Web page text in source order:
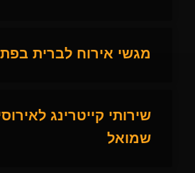
מגשי אירוח לברית
שירותי קייטרינג
שמואל